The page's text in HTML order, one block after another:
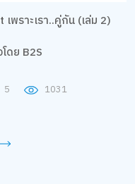
เพราะเรา..คู่กัน (เล่ม 2)
โดย B2S
5 1031